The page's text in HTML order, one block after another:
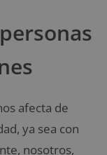
afecta de
ya sea con
nosotros,